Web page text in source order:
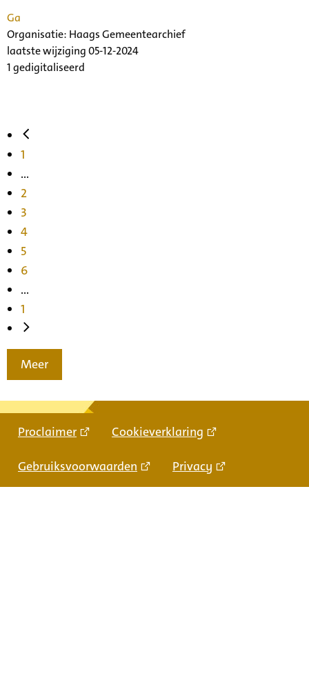
Ga
Organisatie: Haags Gemeentearchief
laatste wijziging 05-12-2024
1 gedigitaliseerd
1
...
2
3
4
5
6
...
1
Meer
Proclaimer Cookieverklaring
Gebruiksvoorwaarden Privacy